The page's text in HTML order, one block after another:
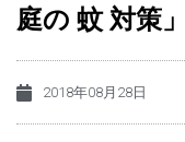
庭の 蚊 対策」
2018年08月28日